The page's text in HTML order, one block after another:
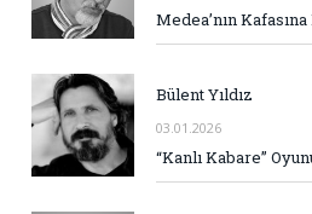
Medea’nın
Bülent Yıldız
03.01.2026
“Kanlı Kabare”